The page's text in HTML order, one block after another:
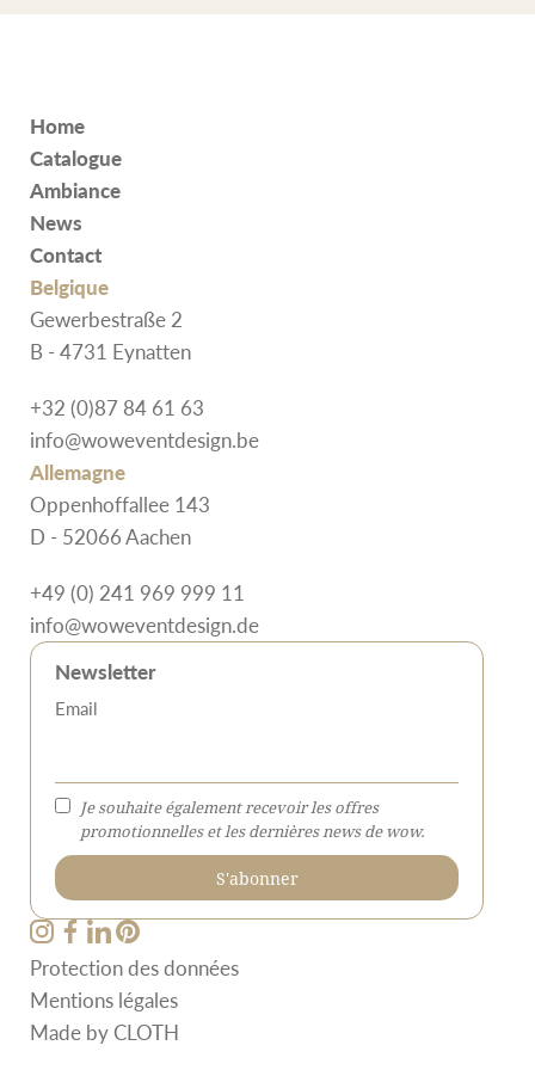
Home
Catalogue
Ambiance
News
Contact
Belgique
Gewerbestraße 2
B - 4731 Eynatten
+32 (0)87 84 61 63
info@woweventdesign.be
Allemagne
Oppenhoffallee 143
D - 52066 Aachen
+49 (0) 241 969 999 11
info@woweventdesign.de
Newsletter
Email
Je souhaite également recevoir les offres
promotionnelles et les dernières news de wow.
Protection des données
Mentions légales
Made byCLOTH